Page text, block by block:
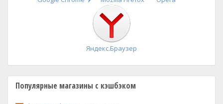
установка
Яндекс.Браузер
Популярные магазины с кэшбэком